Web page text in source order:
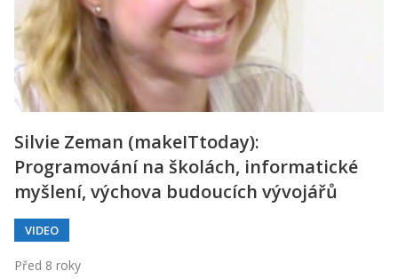
Silvie Zeman (makeITtoday):
Programování na školách, informatické
myšlení, výchova budoucích vývojářů
VIDEO
Před 8 roky